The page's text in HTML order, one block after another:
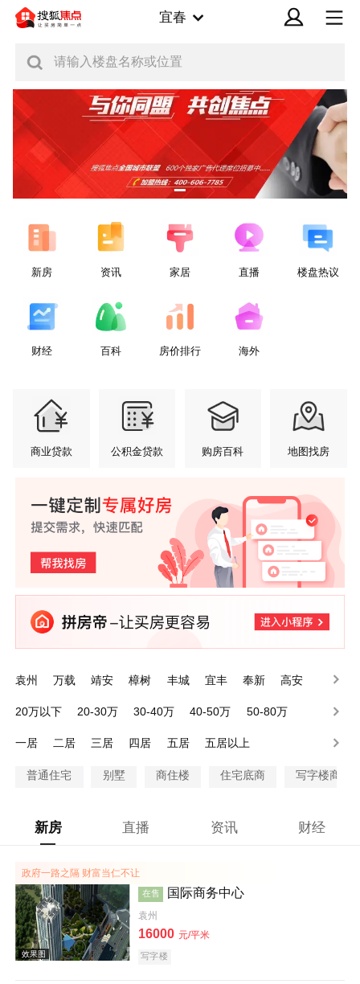
宜春
请输入楼盘名称或位置
新房 资讯 家居 直播 楼盘热议
财经 百科 房价排行 海外
商业贷款 公积金贷款 购房百科 地图找房
袁州 万载 靖安 樟树 丰城 宜丰 奉新
高安
20万以下
20-30万 30-40万 40-50万
50-80万
一居
二居 三居 四居 五居 五居以上
普通住宅 别墅 商住楼 住宅底商 写字楼商铺
新房 直播 资讯 财经
政府一路之隔 财富当仁不让
在售 国际商务中心
袁州
16000 元/平米
写字楼